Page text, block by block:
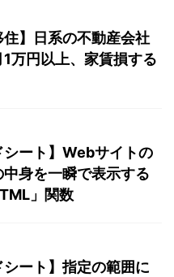
住】日系の不動産会社
万円以上、家賃損する
シート】Webサイトの
身を一瞬で表示する
」関数
シート】指定の範囲に